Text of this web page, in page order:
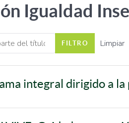
Igualdad
del título FILTRO Limpiar
integral dirigido a